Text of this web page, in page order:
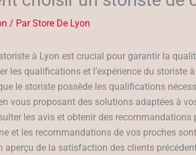
/ ParStore De Lyon
à Lyon est crucial pour garantir la
les qualifications et l’expérience du storiste
le storiste possède les qualifications
vous proposant des solutions adaptées à
les avis et obtenir des recommandations
et les recommandations de vos proches
aperçu de la satisfaction des clients